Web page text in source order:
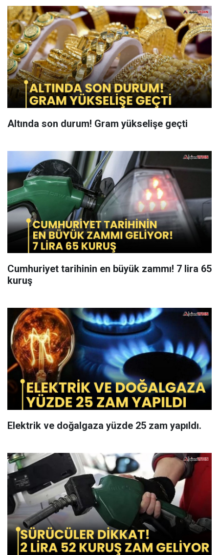
Altında son durum! Gram yükselişe geçti
Cumhuriyet tarihinin en büyük zammı! 7 lira 65
kuruş
Elektrik ve doğalgaza yüzde 25 zam yapıldı.